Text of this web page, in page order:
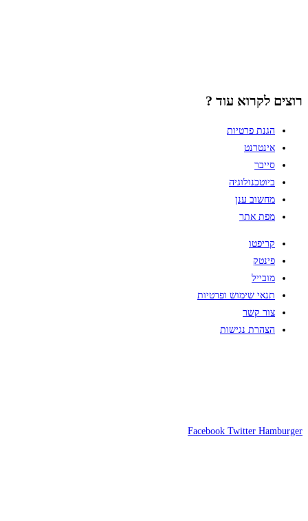
רוצים לקרוא עוד ?
הגנת פרטיות
אינטרנט
סייבר
ביוטכנולוגיה
מחשוב ענן
מפת אתר
קריפטו
פינטק
מובייל
תנאי שימוש ופרטיות
צור קשר
הצהרת נגישות
Facebook Twitter Hamburger